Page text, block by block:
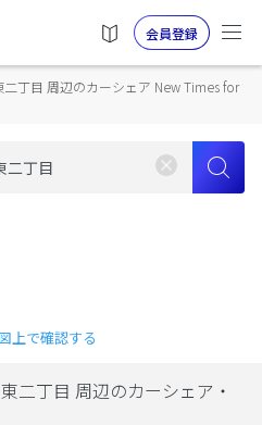
会員登録
丁目 周辺のカーシェア New Times for
上で確認する
二丁目 周辺のカーシェア・